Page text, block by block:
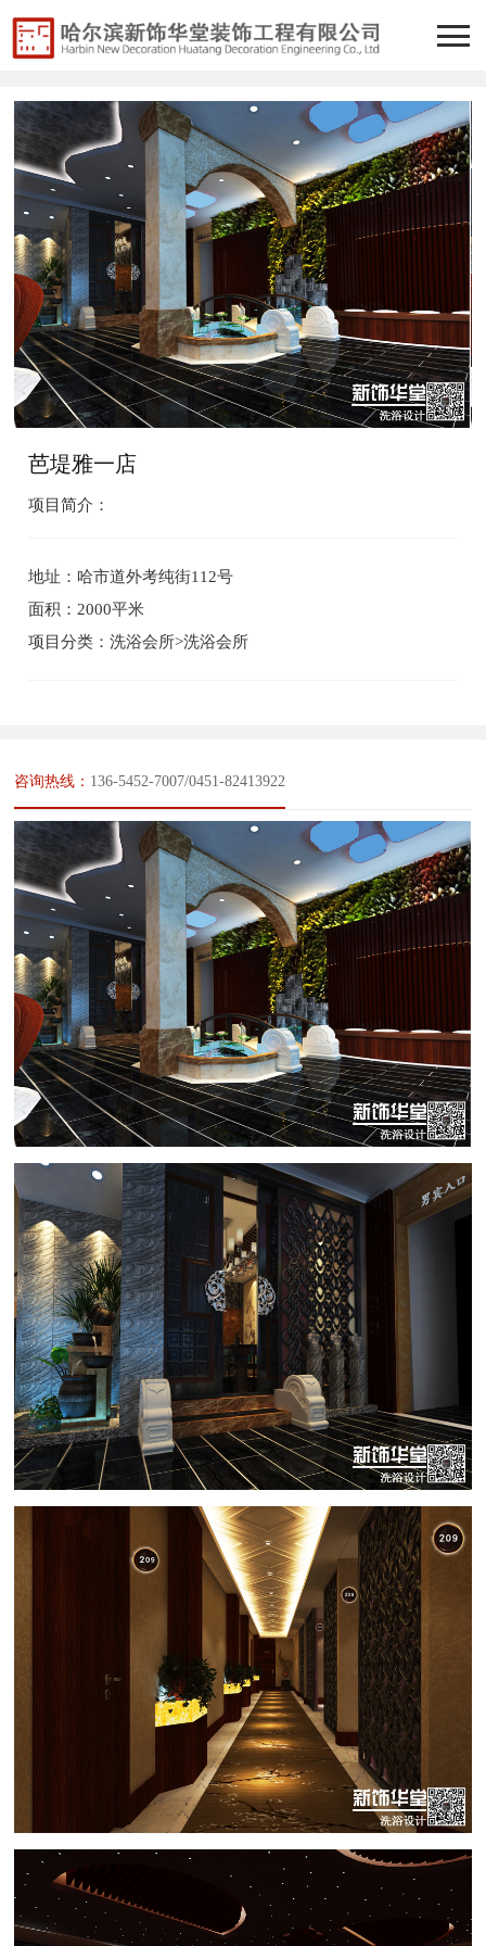
芭堤雅一店
项目简介：
地址：哈市道外考纯街112号
面积：2000平米
项目分类：洗浴会所>洗浴会所
咨询热线： 136-5452-7007/0451-82413922